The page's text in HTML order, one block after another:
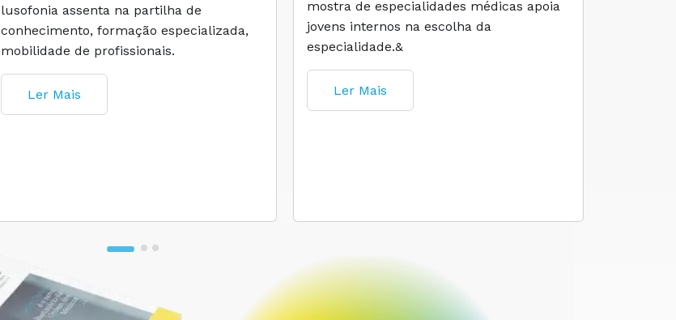
lusofonia assenta na partilha de
conhecimento, formação especializada,
mobilidade de profissionais.
Ler Mais
mostra de especialidades médicas apoia
jovens internos na escolha da
especialidade.&
Ler Mais